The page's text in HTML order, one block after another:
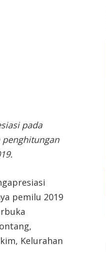
pada
pemilu 2019
Kelurahan